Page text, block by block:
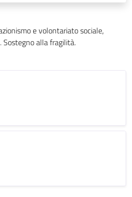
e volontariato sociale,
Sostegno alla fragilità.